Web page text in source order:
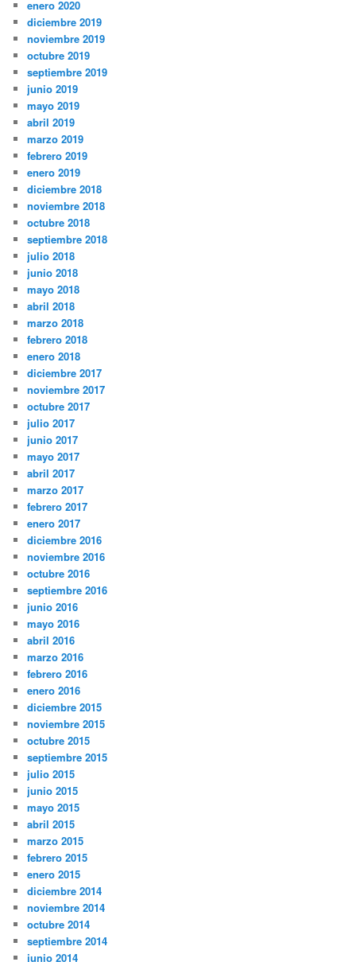
enero 2020
diciembre 2019
noviembre 2019
octubre 2019
septiembre 2019
junio 2019
mayo 2019
abril 2019
marzo 2019
febrero 2019
enero 2019
diciembre 2018
noviembre 2018
octubre 2018
septiembre 2018
julio 2018
junio 2018
mayo 2018
abril 2018
marzo 2018
febrero 2018
enero 2018
diciembre 2017
noviembre 2017
octubre 2017
julio 2017
junio 2017
mayo 2017
abril 2017
marzo 2017
febrero 2017
enero 2017
diciembre 2016
noviembre 2016
octubre 2016
septiembre 2016
junio 2016
mayo 2016
abril 2016
marzo 2016
febrero 2016
enero 2016
diciembre 2015
noviembre 2015
octubre 2015
septiembre 2015
julio 2015
junio 2015
mayo 2015
abril 2015
marzo 2015
febrero 2015
enero 2015
diciembre 2014
noviembre 2014
octubre 2014
septiembre 2014
junio 2014